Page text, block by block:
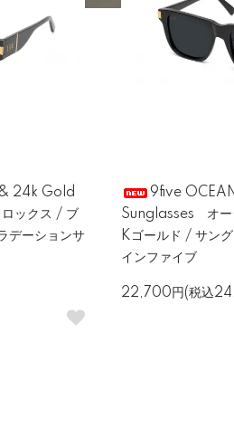
24k Gold
ックス / ブ
デーションサ
9five
Sunglasses オー
Kゴールド / サン
インファイブ
22,700円(税込